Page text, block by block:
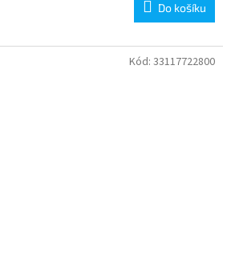
Do košíku
Kód: 33117722800